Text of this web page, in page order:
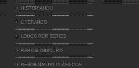
HISTORIANDO
LITERANDO
LOUCO POR SERIES
RARO E OBSCURO
REBOBINANDO CLÁSSICOS